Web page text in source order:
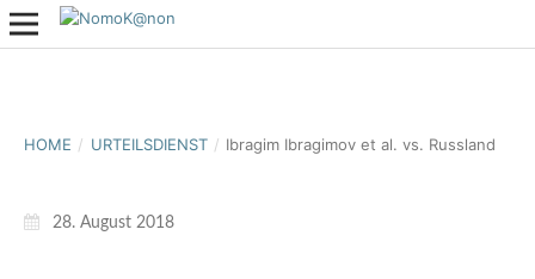
HOME / URTEILSDIENST / Ibragim Ibragimov et al. vs. Russland
28. August 2018